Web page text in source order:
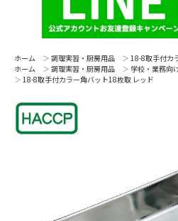
ホーム ＞ 調理実習・厨房用品 ＞ 18-8取手付カ
ホーム
＞ 調理実習・厨房用品 ＞ 学校・業務向
＞ 18-8取手付カラー角バット18枚取 レッド